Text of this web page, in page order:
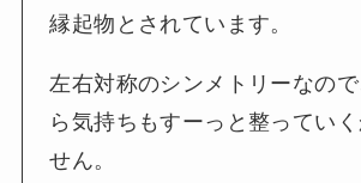
縁起物とされています。
左右対称のシンメトリーなの
ら気持ちもすーっと整ってい
せん。